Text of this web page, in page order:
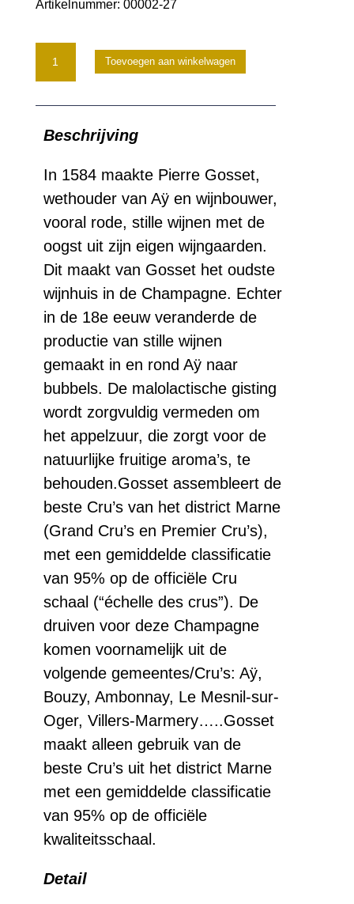
Artikelnummer: 00002-27
Champagne
Gosset
Reserve
Brut
Magnum
(1,5
ltr.)
Toevoegen aan winkelwagen
Beschrijving
In 1584 maakte Pierre Gosset,
wethouder van Aÿ en wijnbouwer,
vooral rode, stille wijnen met de
oogst uit zijn eigen wijngaarden.
Dit maakt van Gosset het oudste
wijnhuis in de Champagne. Echter
in de 18e eeuw veranderde de
productie van stille wijnen
gemaakt in en rond Aÿ naar
bubbels. De malolactische gisting
wordt zorgvuldig vermeden om
het appelzuur, die zorgt voor de
natuurlijke fruitige aroma’s, te
behouden.Gosset assembleert de
beste Cru’s van het district Marne
(Grand Cru’s en Premier Cru’s),
met een gemiddelde classificatie
van 95% op de officiële Cru
schaal (“échelle des crus”). De
druiven voor deze Champagne
komen voornamelijk uit de
volgende gemeentes/Cru’s: Aÿ,
Bouzy, Ambonnay, Le Mesnil-sur-
Oger, Villers-Marmery…..Gosset
maakt alleen gebruik van de
beste Cru’s uit het district Marne
met een gemiddelde classificatie
van 95% op de officiële
kwaliteitsschaal.
Detail